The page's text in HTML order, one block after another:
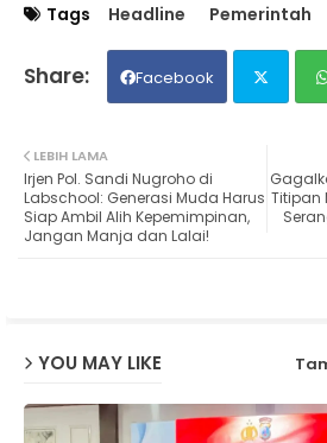
Tags Headline Pemerintah
Facebook
ter
Titipan
LEBIH LAMA
Irjen Pol. Sandi Nugroho di
Labschool: Generasi Muda Harus
Siap Ambil Alih Kepemimpinan,
Jangan Manja dan Lalai!
YOU MAY LIKE